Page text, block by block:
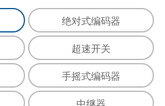
绝对式编码器
超速开关
手摇式编码器